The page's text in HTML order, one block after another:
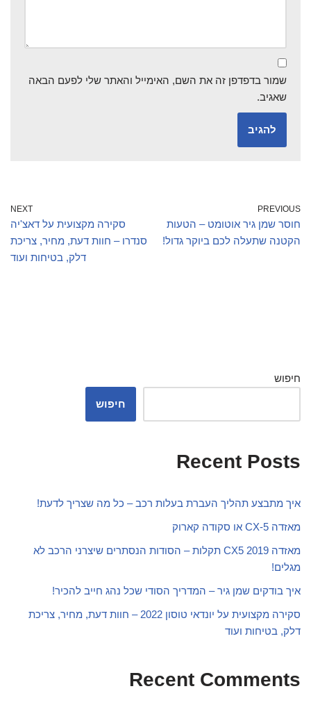
שמור בדפדפן זה את השם, האימייל והאתר שלי לפעם הבאה
שאגיב.
PREVIOUS
חוסר שמן גיר אוטומט – הטעות
הקטנה שתעלה לכם ביוקר גדול!
NEXT
סקירה מקצועית על דאצ'יה
סנדרו – חוות דעת, מחיר, צריכת
דלק, בטיחות ועוד
חיפוש
חיפוש
Recent Posts
איך מתבצע תהליך העברת בעלות רכב – כל מה שצריך לדעת!
מאזדה CX-5 או סקודה קארוק
מאזדה CX5 2019 תקלות – הסודות הנסתרים שיצרני הרכב לא
מגלים!
איך בודקים שמן גיר – המדריך הסודי שכל נהג חייב להכיר!
סקירה מקצועית על יונדאי טוסון 2022 – חוות דעת, מחיר, צריכת
דלק, בטיחות ועוד
Recent Comments